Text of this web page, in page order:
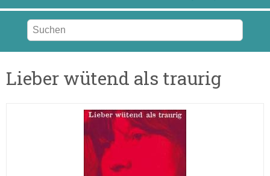
Lieber wütend als traurig